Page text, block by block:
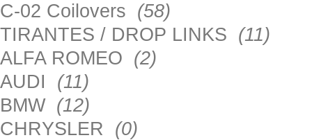
C-02 Coilovers (58)
TIRANTES / DROP LINKS (11)
ALFA ROMEO (2)
AUDI (11)
BMW (12)
CHRYSLER (0)